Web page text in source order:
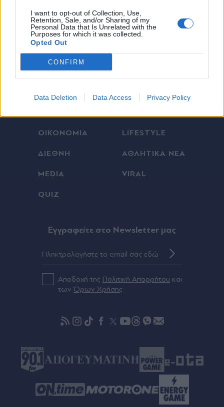
I want to opt-out of Collection, Use,
Retention, Sale, and/or Sharing of my
Personal Data that Is Unrelated with the
Purposes for which it was collected.
Opted Out
CONFIRM
Data Deletion Data Access Privacy Policy
ΠΟΛΙΤΙΚΗ
ΟΙΚΟΝΟΜΙΑ LIFESTYLE
ΔΙΕΘΝΗ ΑΘΛΗΤΙΚΑ ΝΕΑ
MEDIA VIRAL
QUIZ
Eγγραφείτε στο Newsletter μας
Αποδοχή της Πολιτική Απορρήτου και
τωνΌρων Χρήσης
X